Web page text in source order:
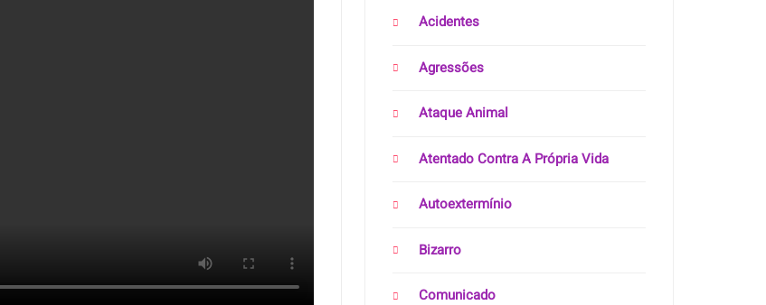
Acidentes
Agressões
Ataque Animal
Atentado Contra A Própria Vida
Autoextermínio
Bizarro
Comunicado